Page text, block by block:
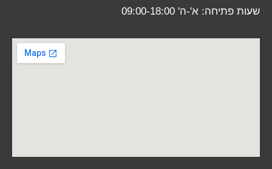
שעות פתיחה: א'-ה' 09:00-18:00